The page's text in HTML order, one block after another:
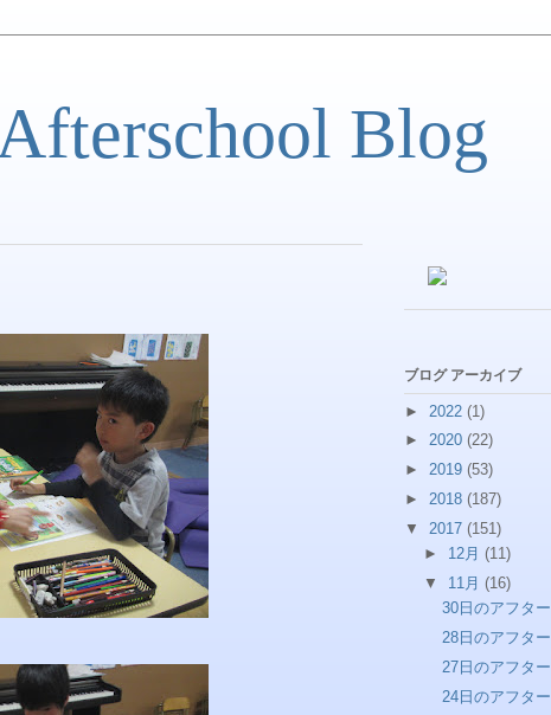
Blog
ブログ アーカイブ
► 2022 (1)
► 2020 (22)
► 2019 (53)
► 2018 (187)
▼ 2017 (151)
► 12月 (11)
▼ 11月 (16)
30日のアフター
28日のアフター
27日のアフター
24日のアフター